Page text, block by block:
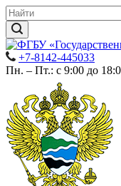
+7-8142-445033
Пн. – Пт.: с 9:00 до